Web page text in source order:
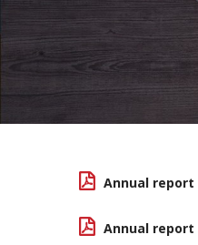
Annual
Annual report